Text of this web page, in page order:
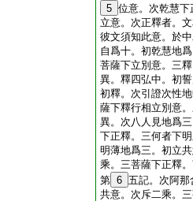
5 位意。次乾慧
立意。次正釋者。
彼文須知此意。於
自爲十。初乾慧地
菩薩下立別意。三
異。釋四弘中。初
初釋。次引證次性
薩下釋行相立別意
異。次八人見地爲
下正釋。三何者下
明薄地爲三。初立
乘。三菩薩下正釋
第 6 五記。次阿那
共意。次斥二乘。